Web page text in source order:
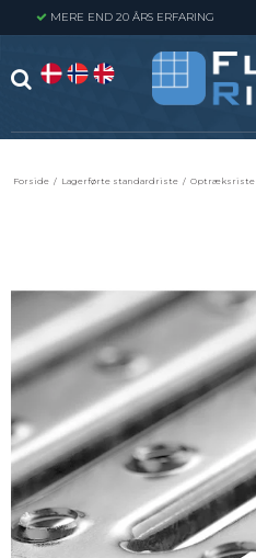
MERE END 20 ÅRS ERFARING
Forside / Lagerførte standardriste / Optræksriste